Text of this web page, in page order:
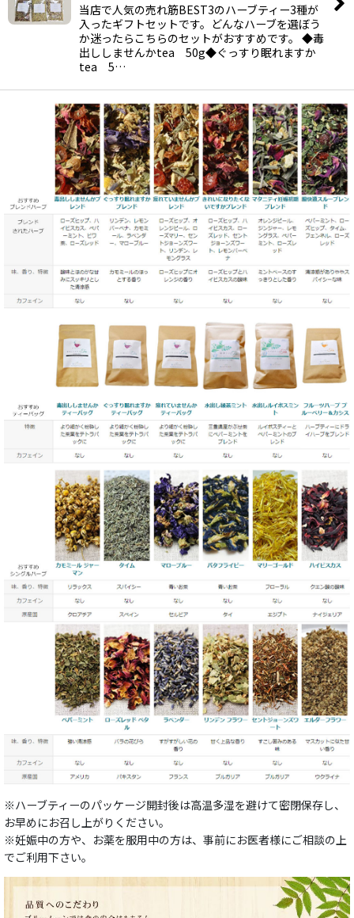
当店で人気の売れ筋BEST3のハーブティー3種が
入ったギフトセットです。どんなハーブを選ぼう
か迷ったらこちらのセットがおすすめです。 ◆毒
出ししませんかtea 50g◆ぐっすり眠れますか
tea 5…
※ハーブティーのパッケージ開封後は高温多湿を避けて密閉保存し、
お早めにお召し上がりください。
※妊娠中の方や、お薬を服用中の方は、事前にお医者様にご相談の上
でご利用下さい。